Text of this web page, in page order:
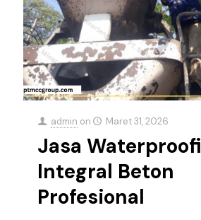
admin on Maret 31, 2026
Jasa
Integral Beton
Profesional